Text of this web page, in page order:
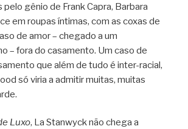
gênio de Frank Capra, Barbara
em roupas íntimas, com as coxas de
de amor – chegado a um
– fora do casamento. Um caso de
que além de tudo é inter-racial,
só viria a admitir muitas, muitas
Luxo, La Stanwyck não chega a